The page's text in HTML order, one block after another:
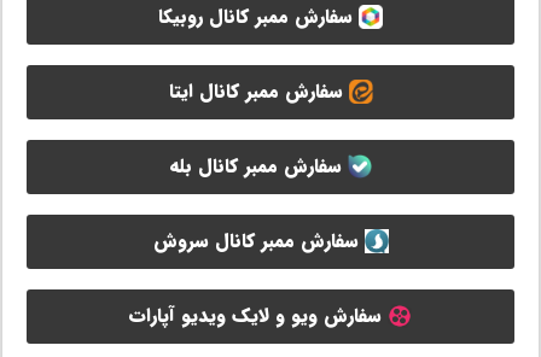
سفارش ممبر کانال روبیکا
سفارش ممبر کانال ایتا
سفارش ممبر کانال بله
سفارش ممبر کانال سروش
سفارش ویو و لایک ویدیو آپارات